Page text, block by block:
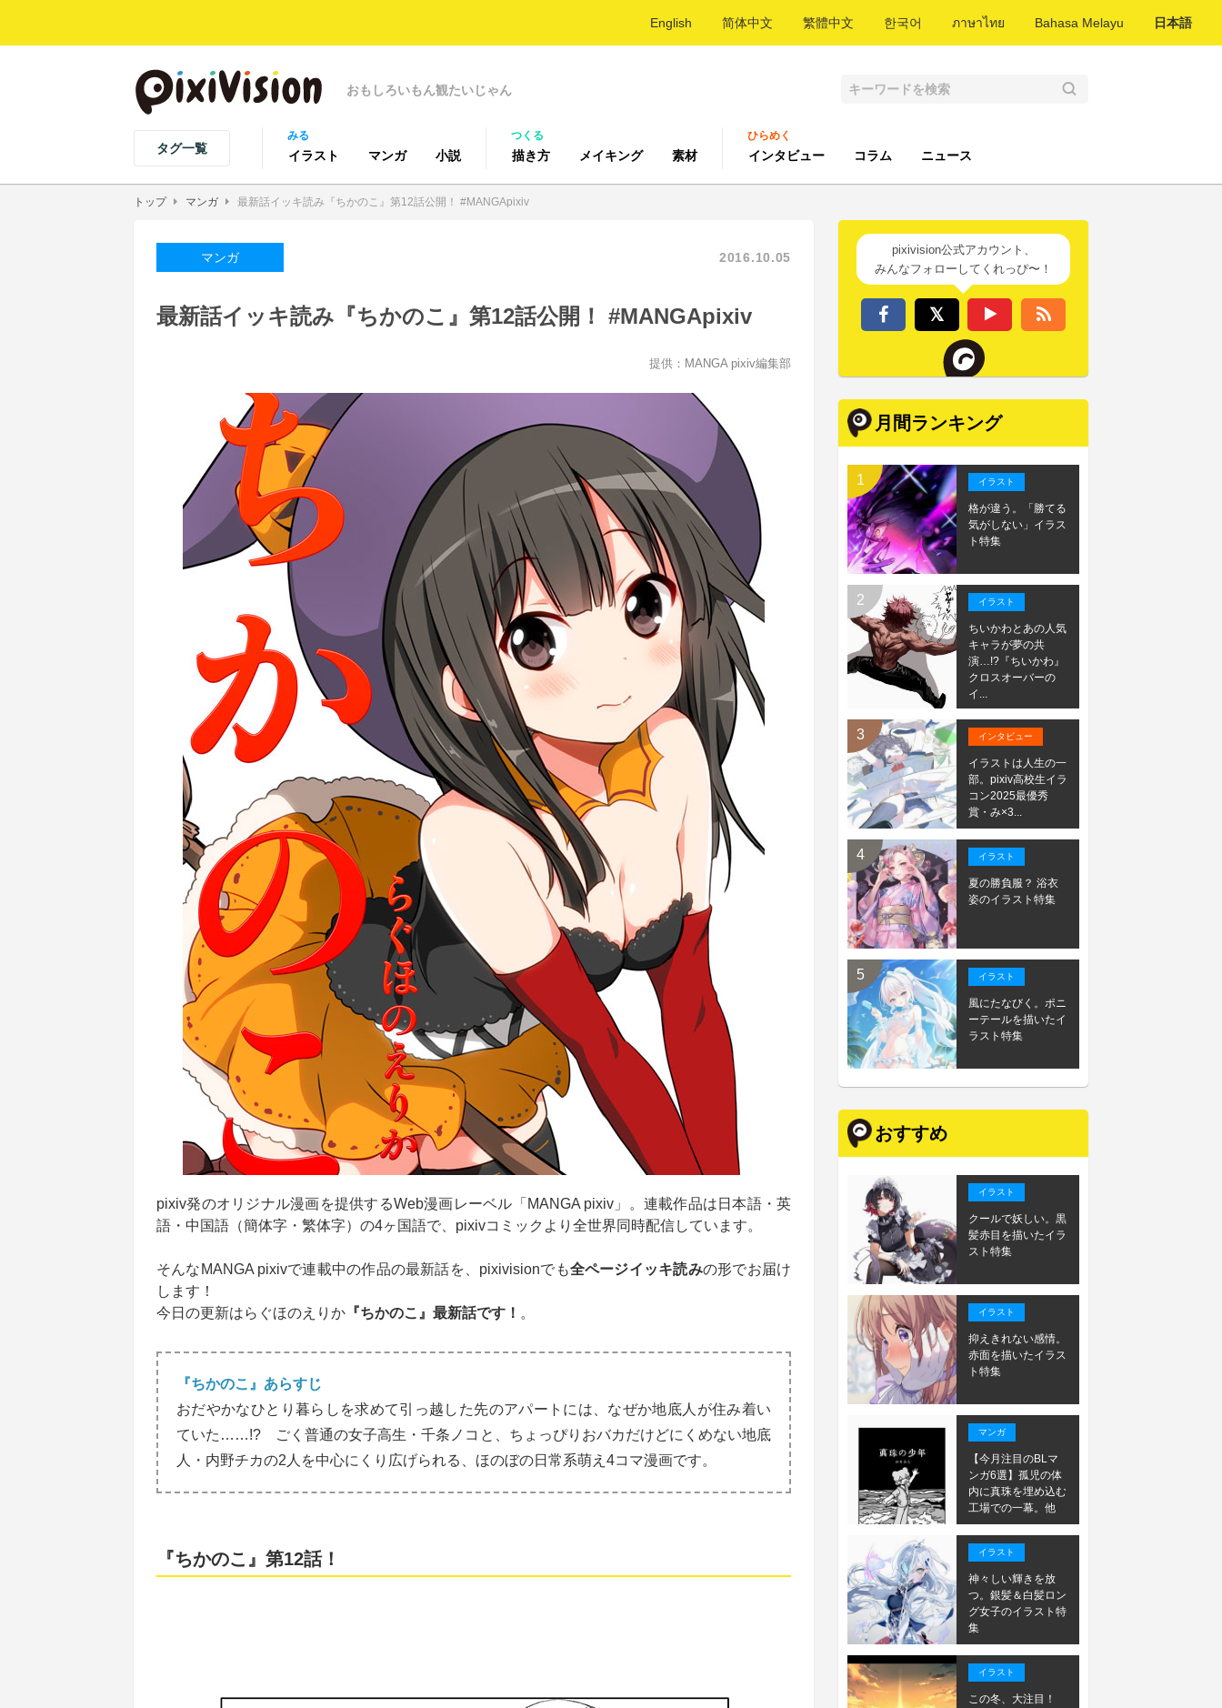
English 简体中文 繁體中文 한국어 ภาษาไทย Bahasa Melayu 日本語
おもしろいもん観たいじゃん
タグ一覧
みる
イラスト マンガ 小説
つくる
描き方 メイキング 素材
ひらめく
インタビュー コラム ニュース
トップ マンガ 最新話イッキ読み『ちかのこ』第12話公開！ #MANGApixiv
マンガ 2016.10.05
最新話イッキ読み『ちかのこ』第12話公開！ #MANGApixiv
提供：MANGA pixiv編集部
pixiv発のオリジナル漫画を提供するWeb漫画レーベル「MANGA pixiv」。連載作品は日本語・英
語・中国語（簡体字・繁体字）の4ヶ国語で、pixivコミックより全世界同時配信しています。
そんなMANGA pixivで連載中の作品の最新話を、pixivisionでも全ページイッキ読みの形でお届け
します！
今日の更新はらぐほのえりか 『ちかのこ』最新話です！ 。
『ちかのこ』あらすじ
おだやかなひとり暮らしを求めて引っ越した先のアパートには、なぜか地底人が住み着い
ていた……!? ごく普通の女子高生・千条ノコと、ちょっぴりおバカだけどにくめない地底
人・内野チカの2人を中心にくり広げられる、ほのぼの日常系萌え4コマ漫画です。
『ちかのこ』第12話！
pixivision公式アカウント、
みんなフォローしてくれっぴ〜！
月間ランキング
イラスト
格が違う。「勝てる
気がしない」イラス
ト特集
イラスト
ちいかわとあの人気
キャラが夢の共
演…!?『ちいかわ』
クロスオーバーの
イ...
インタビュー
イラストは人生の一
部。pixiv高校生イラ
コン2025最優秀
賞・み×3...
イラスト
夏の勝負服？ 浴衣
姿のイラスト特集
イラスト
風にたなびく。ポニ
ーテールを描いたイ
ラスト特集
おすすめ
イラスト
クールで妖しい。黒
髪赤目を描いたイラ
スト特集
イラスト
抑えきれない感情。
赤面を描いたイラス
ト特集
マンガ
【今月注目のBLマ
ンガ6選】孤児の体
内に真珠を埋め込む
工場での一幕。他
イラスト
神々しい輝きを放
つ。銀髪＆白髪ロン
グ女子のイラスト特
集
イラスト
この冬、大注目！